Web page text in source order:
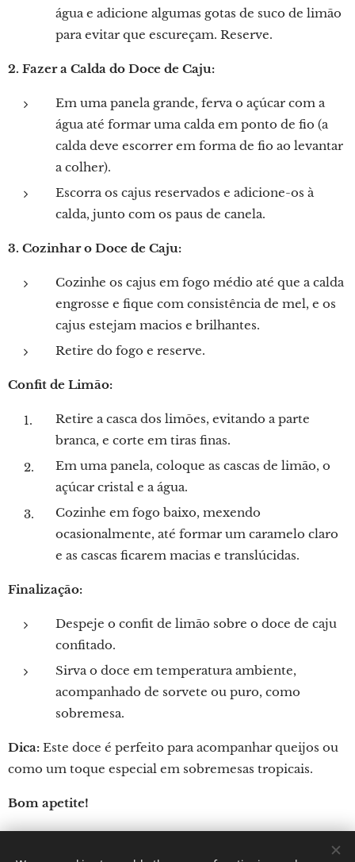
água e adicione algumas gotas de suco de limão
para evitar que escureçam. Reserve.
2. Fazer a Calda do Doce de Caju:
Em uma panela grande, ferva o açúcar com a
água até formar uma calda em ponto de fio (a
calda deve escorrer em forma de fio ao levantar
a colher).
Escorra os cajus reservados e adicione-os à
calda, junto com os paus de canela.
3. Cozinhar o Doce de Caju:
Cozinhe os cajus em fogo médio até que a calda
engrosse e fique com consistência de mel, e os
cajus estejam macios e brilhantes.
Retire do fogo e reserve.
Confit de Limão:
Retire a casca dos limões, evitando a parte
branca, e corte em tiras finas.
Em uma panela, coloque as cascas de limão, o
açúcar cristal e a água.
Cozinhe em fogo baixo, mexendo
ocasionalmente, até formar um caramelo claro
e as cascas ficarem macias e translúcidas.
Finalização:
Despeje o confit de limão sobre o doce de caju
confitado.
Sirva o doce em temperatura ambiente,
acompanhado de sorvete ou puro, como
sobremesa.
Dica: Este doce é perfeito para acompanhar queijos ou
como um toque especial em sobremesas tropicais.
Bom apetite!